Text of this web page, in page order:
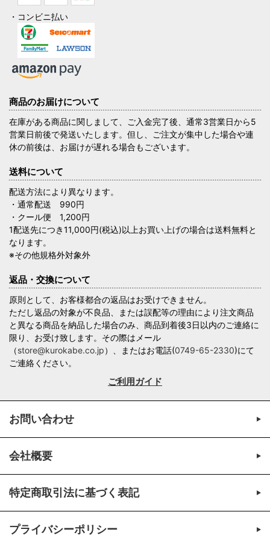
・コンビニ払い
商品のお届けについて
在庫がある商品に関しまして、ご入金完了後、通常3営業日から5
営業日前後で発送いたします。但し、ご注文が集中した場合や連
休の前後は、お届けが遅れる場合もございます。
送料について
配送方法により異なります。
・通常配送 990円
・クール便 1,200円
1配送先につき11,000円(税込)以上お買い上げの場合は送料無料と
なります。
※その他規格外対象外
返品・交換について
原則として、お客様都合の返品はお受けできません。
ただし返品の対象が不良品、または誤配等の理由により注文商品
と異なる商品を納品した場合のみ、商品到着後3日以内のご連絡に
限り、お受け致します。その際はメール
（store@kurokabe.co.jp）、またはお電話(0749-65-2330)にて
ご連絡ください。
ご利用ガイド
お問い合わせ
会社概要
特定商取引法に基づく表記
プライバシーポリシー